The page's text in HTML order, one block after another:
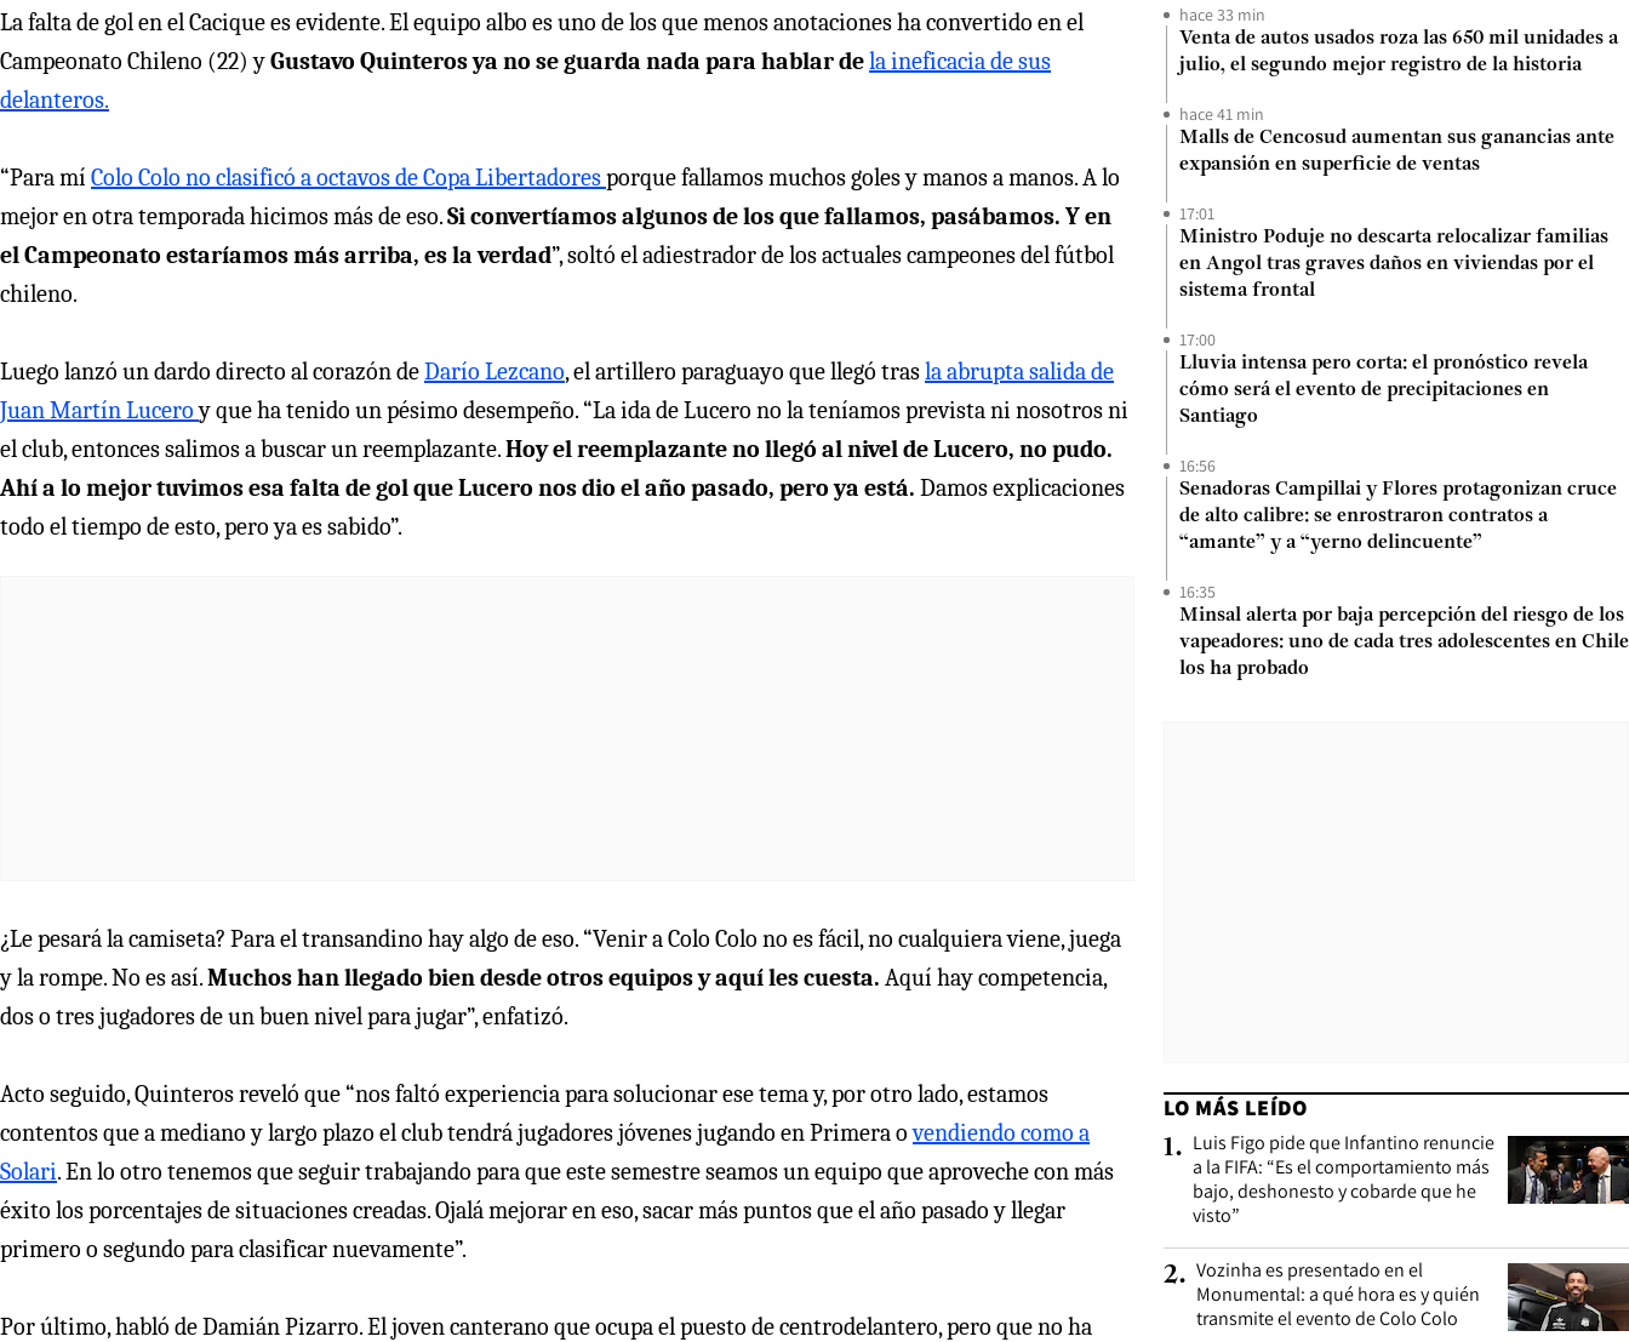
La falta de gol en el Cacique es evidente. El equipo albo es uno de los que menos anotaciones ha convertido en el
Campeonato Chileno (22) yGustavo Quinteros ya no se guarda nada para hablar dela ineficacia de sus
delanteros.
“Para mí Colo Colo no clasificó a octavos de Copa Libertadoresporque fallamos muchos goles y manos a manos. A lo
mejor en otra temporada hicimos más de eso.Si convertíamos algunos de los que fallamos, pasábamos. Y en
el Campeonato estaríamos más arriba, es la verdad”, soltó el adiestrador de los actuales campeones del fútbol
chileno.
Luego lanzó un dardo directo al corazón deDarío Lezcano, el artillero paraguayo que llegó trasla abrupta salida de
Juan Martín Luceroy que ha tenido un pésimo desempeño. “La ida de Lucero no la teníamos prevista ni nosotros ni
el club, entonces salimos a buscar un reemplazante.Hoy el reemplazante no llegó al nivel de Lucero, no pudo.
Ahí a lo mejor tuvimos esa falta de gol que Lucero nos dio el año pasado, pero ya está. Damos explicaciones
todo el tiempo de esto, pero ya es sabido”.
¿Le pesará la camiseta? Para el transandino hay algo de eso. “Venir a Colo Colo no es fácil, no cualquiera viene, juega
y la rompe. No es así.Muchos han llegado bien desde otros equipos y aquí les cuesta. Aquí hay competencia,
dos o tres jugadores de un buen nivel para jugar”, enfatizó.
Acto seguido, Quinteros reveló que “nos faltó experiencia para solucionar ese tema y, por otro lado, estamos
contentos que a mediano y largo plazo el club tendrá jugadores jóvenes jugando en Primera ovendiendo como a
Solari. En lo otro tenemos que seguir trabajando para que este semestre seamos un equipo que aproveche con más
éxito los porcentajes de situaciones creadas. Ojalá mejorar en eso, sacar más puntos que el año pasado y llegar
primero o segundo para clasificar nuevamente”.
Por último, habló de Damián Pizarro. El joven canterano que ocupa el puesto de centrodelantero, pero que no ha
hace 33 min
Venta de autos usados roza las 650 mil unidades a
julio, el segundo mejor registro de la historia
hace 41 min
Malls de Cencosud aumentan sus ganancias ante
expansión en superficie de ventas
17:01
Ministro Poduje no descarta relocalizar familias
en Angol tras graves daños en viviendas por el
sistema frontal
17:00
Lluvia intensa pero corta: el pronóstico revela
cómo será el evento de precipitaciones en
Santiago
16:56
Senadoras Campillai y Flores protagonizan cruce
de alto calibre: se enrostraron contratos a
“amante” y a “yerno delincuente”
16:35
Minsal alerta por baja percepción del riesgo de los
vapeadores: uno de cada tres adolescentes en Chile
los ha probado
LO MÁS LEÍDO
1. Luis Figo pide que Infantino renuncie
a la FIFA: “Es el comportamiento más
bajo, deshonesto y cobarde que he
visto”
2. Vozinha es presentado en el
Monumental: a qué hora es y quién
transmite el evento de Colo Colo